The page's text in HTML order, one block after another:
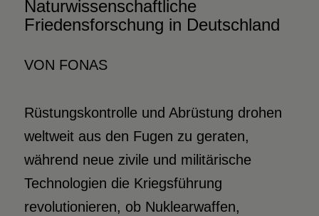
Naturwissenschaftliche
Friedensforschung in Deutschland
VON FONAS
Rüstungskontrolle und Abrüstung drohen
weltweit aus den Fugen zu geraten,
während neue zivile und militärische
Technologien die Kriegsführung
revolutionieren, ob Nuklearwaffen,